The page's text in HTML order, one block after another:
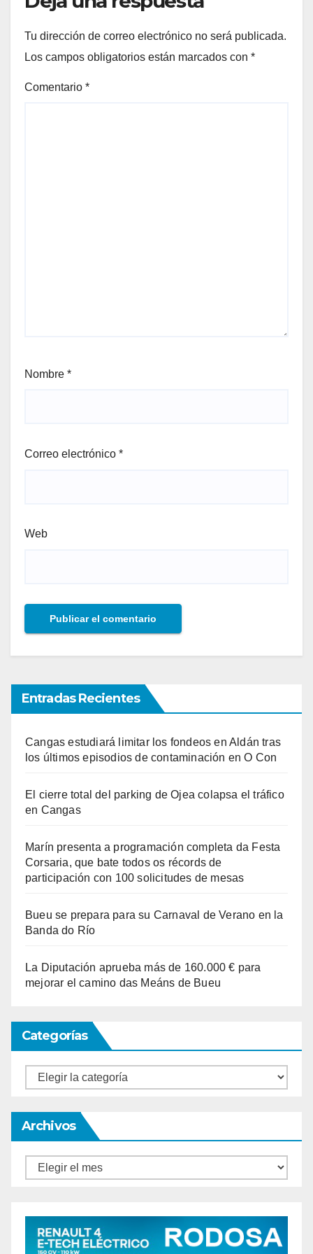
Tu dirección de correo electrónico no será publicada.
Los campos obligatorios están marcados con *
Comentario *
Nombre *
Correo electrónico *
Web
Entradas Recientes
Cangas estudiará limitar los fondeos en Aldán tras
los últimos episodios de contaminación en O Con
El cierre total del parking de Ojea colapsa el tráfico
en Cangas
Marín presenta a programación completa da Festa
Corsaria, que bate todos os récords de
participación con 100 solicitudes de mesas
Bueu se prepara para su Carnaval de Verano en la
Banda do Río
La Diputación aprueba más de 160.000 € para
mejorar el camino das Meáns de Bueu
Categorías
Categorías
Archivos
Archivos